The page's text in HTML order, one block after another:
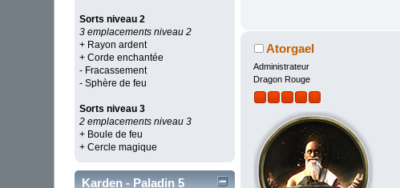
Sorts niveau 2
3 emplacements niveau 2
+ Rayon ardent
+ Corde enchantée
- Fracassement
- Sphère de feu
Sorts niveau 3
2 emplacements niveau 3
+ Boule de feu
+ Cercle magique
Karden - Paladin 5
Atorgael
Administrateur
Dragon Rouge